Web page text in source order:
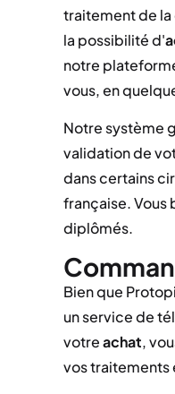
traitement de
la possibilité d'
notre
vous, en
Notre système
validation de
dans certains
française.
diplômés.
Bien que
un service de
votreachat,
vos traitements